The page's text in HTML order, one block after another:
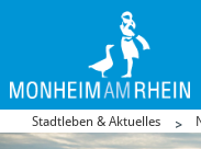
Stadtleben & Aktuelles